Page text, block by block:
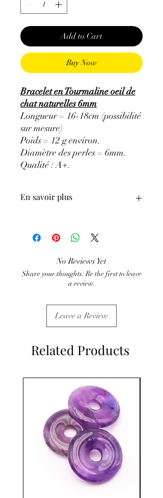
Add to Cart
Buy Now
Bracelet en Tourmaline oeil de
chat naturelles 6mm
Longueur = 16-18cm (possibilité
sur mesure)
Poids = 12 g environ.
Diamètre des perles = 6mm.
Qualité : A+.
En savoir plus
ATTENTION, l'utilisation des
Minéraux en Lithothérapie n'exclut en
médical et la consultation d'un médecin.
C'est un complément
No Reviews Yet
Share your thoughts. Be the first to leave
a review.
Leave a Review
Related Products